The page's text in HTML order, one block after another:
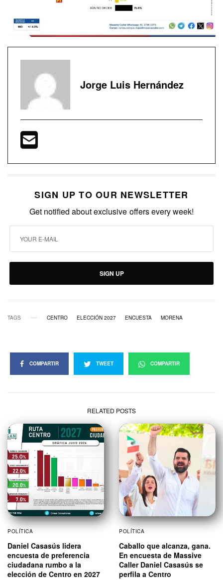
Jorge Luis Hernández
SIGN UP TO OUR NEWSLETTER
Get notified about exclusive offers every week!
SIGN UP
TAGS CENTRO ELECCIÓN 2027 ENCUESTA MORENA
COMPARTIR TWEET COMPARTIR
RELATED POSTS
POLÍTICA
Daniel Casasús lidera
encuesta de preferencia
ciudadana rumbo a la
elección de Centro en 2027
POLÍTICA
Caballo que alcanza, gana.
En encuesta de Massive
Caller Daniel Casasús se
perfila a Centro